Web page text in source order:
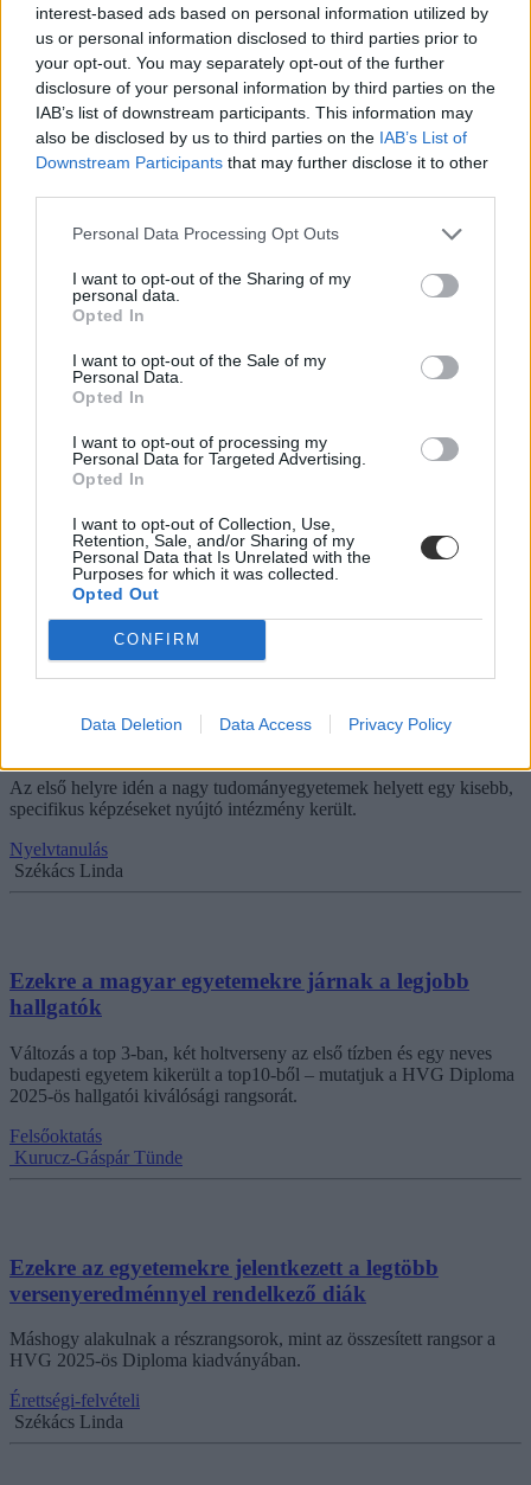
interest-based ads based on personal information utilized by
us or personal information disclosed to third parties prior to
your opt-out. You may separately opt-out of the further
disclosure of your personal information by third parties on the
IAB’s list of downstream participants. This information may
also be disclosed by us to third parties on the IAB’s List of
Downstream Participants that may further disclose it to other
Personal Data Processing Opt Outs
I want to opt-out of the Sharing of my
personal data.
Opted In
I want to opt-out of the Sale of my
Personal Data.
Opted In
I want to opt-out of processing my
Personal Data for Targeted Advertising.
Opted In
I want to opt-out of Collection, Use,
Retention, Sale, and/or Sharing of my
Personal Data that Is Unrelated with the
Purposes for which it was collected.
Opted Out
CONFIRM
Data Deletion Data Access Privacy Policy
Ezekre az egyetemekre járnak a legjobb hallgatók
előre az Óbudai Egyetem – mutatjuk a HVG Diploma 2026-os
hallgatói kiválósági rangsorát.
Felsőoktatás
Kurucz-Gáspár Tünde
Ezekre az egyetemekre jelentkezett a legtöbb
nyelvvizsgával rendelkező diák
Az első helyre idén a nagy tudományegyetemek helyett egy kisebb,
specifikus képzéseket nyújtó intézmény került.
Nyelvtanulás
Székács Linda
Ezekre a magyar egyetemekre járnak a legjobb
hallgatók
Változás a top 3-ban, két holtverseny az első tízben és egy neves
budapesti egyetem kikerült a top10-ből – mutatjuk a HVG Diploma
2025-ös hallgatói kiválósági rangsorát.
Felsőoktatás
Kurucz-Gáspár Tünde
Ezekre az egyetemekre jelentkezett a legtöbb
versenyeredménnyel rendelkező diák
Máshogy alakulnak a részrangsorok, mint az összesített rangsor a
HVG 2025-ös Diploma kiadványában.
Érettségi-felvételi
Székács Linda